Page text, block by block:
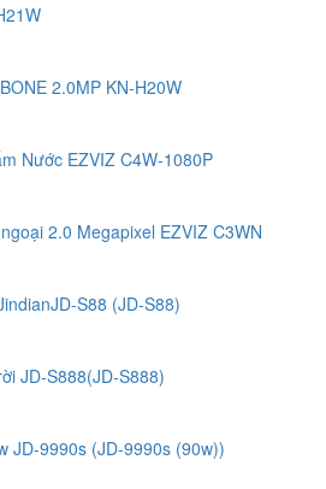
2.0MP KN-H20W
Nước EZVIZ C4W-1080P
2.0 Megapixel EZVIZ C3WN
S88 (JD-S88)
JD-S888(JD-S888)
JD-9990s (JD-9990s (90w))